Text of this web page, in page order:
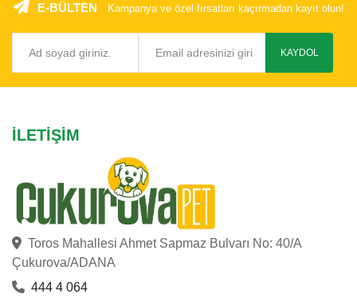
E-BÜLTEN Kampanya ve özel fırsatları kaçırmadan kayıt olun!
KAYDOL
İLETIŞIM
Toros Mahallesi Ahmet Sapmaz Bulvarı No: 40/A
Çukurova/ADANA
444 4 064